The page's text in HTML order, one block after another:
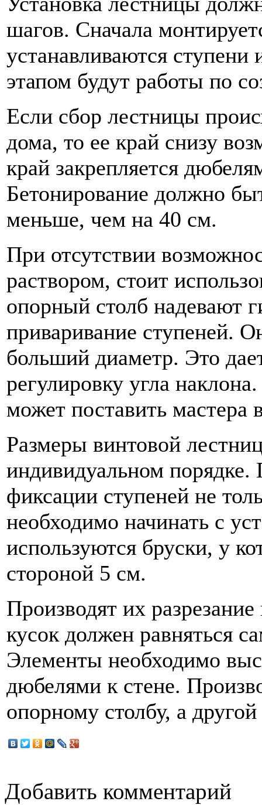
шагов. Сначала
устанавливаются
этапом будут работы по
Если сбор лестницы
дома, то ее край снизу
край закрепляется
Бетонирование должно
меньше, чем на 40 см.
При отсутствии
раствором, стоит
опорный столб надевают
приваривание ступеней.
больший диаметр. Это
регулировку угла
может поставить мастера
Размеры винтовой
индивидуальном
фиксации ступеней не
необходимо начинать с
используются бруски, у
стороной 5 см.
Производят их
кусок должен равняться
Элементы необходимо
дюбелями к стене.
опорному столбу, а
Добавить комментарий